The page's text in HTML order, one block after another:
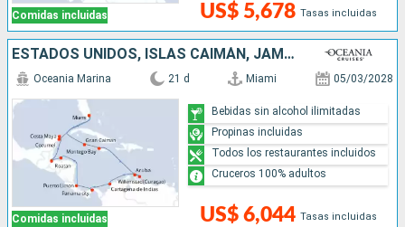
Comidas incluidas US$ 5,678 Tasas incluidas
ESTADOS UNIDOS, ISLAS CAIMÁN, JAMAICA, ARUBA, COLOMBIA, PANAMÁ, COSTA RICA, HONDURAS, GUATEMALA, MÉXICO
Comidas incluidas
Oceania Marina 21 d Miami 05/03/2028
US$ 6,044 Tasas incluidas
Bebidas sin alcohol ilimitadas
Propinas incluidas
Todos los restaurantes incluidos
Cruceros 100% adultos